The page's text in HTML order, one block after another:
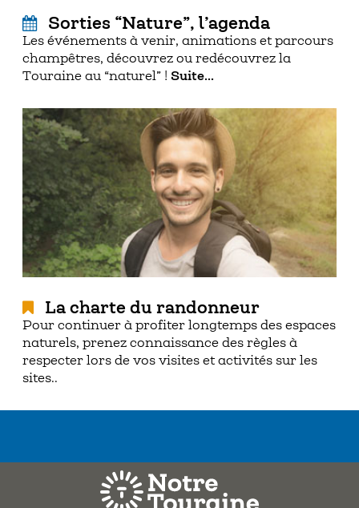
Sorties “Nature”, l’agenda
Les événements à venir, animations et parcours
champêtres, découvrez ou redécouvrez la
Touraine au “naturel” ! Suite...
La charte du randonneur
Pour continuer à profiter longtemps des espaces
naturels, prenez connaissance des règles à
respecter lors de vos visites et activités sur les
sites..